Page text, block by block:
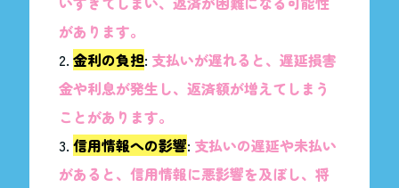
があります。
金利の負担: 支払いが遅れると、遅延損害
金や利息が発生し、返済額が増えてしまう
ことがあります。
信用情報への影響: 支払いの遅延や未払い
があると、信用情報に悪影響を及ぼし、将